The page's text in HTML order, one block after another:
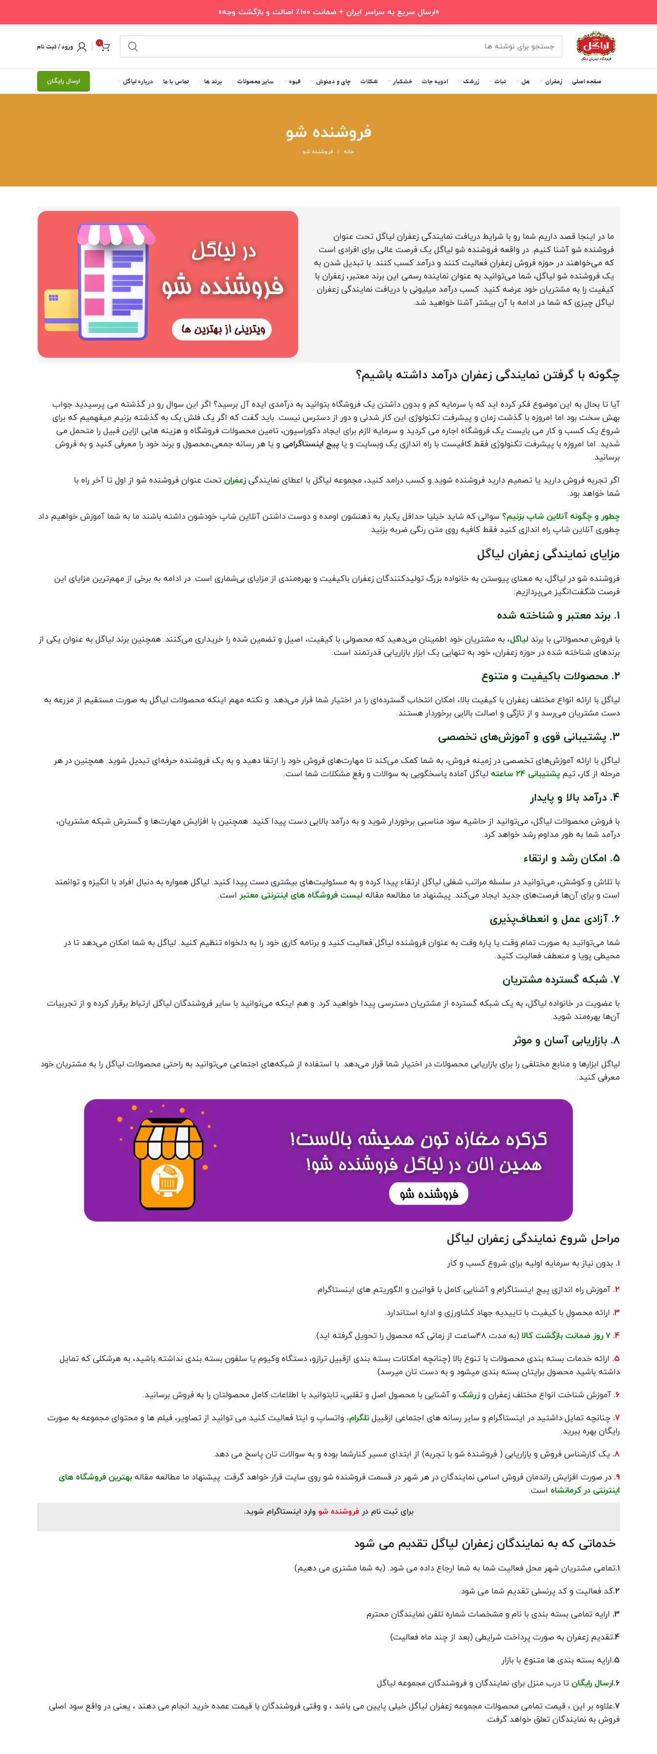
«ارسال سریع به سراسر ایران + ضمانت ۱۰۰٪ اصالت و بازگشت وجه»
0 ورود / ثبت نام
صفحه اصلی زعفران هل نبات زرشک ادویه جات خشکبار شکلات چای و دمنوش قهوه سایر محصولات برند ها تماس با ما درباره لیاگل ارسال رایگان
فروشنده شو
خانه فروشنده شو
ما در اینجا قصد داریم شما رو با شرایط دریافت نمایندگی زعفران لیاگل تحت عنوان
فروشنده شو آشنا کنیم. در واقعه فروشنده شو لیاگل یک فرصت عالی برای افرادی است
که می‌خواهند در حوزه فروش زعفران فعالیت کنند و درآمد کسب کنند. با تبدیل شدن به
یک فروشنده شو لیاگل، شما می‌توانید به عنوان نماینده رسمی این برند معتبر، زعفران با
کیفیت را به مشتریان خود عرضه کنید. کسب درآمد میلیونی با دریافت نمایندگی زعفران
لیاگل چیزی که شما در ادامه با آن بیشتر آشنا خواهید شد.
چگونه با گرفتن نمایندگی زعفران درآمد داشته باشیم؟
آیا تا بحال به این موضوع فکر کرده اید که با سرمایه کم و بدون داشتن یک فروشگاه بتوانید به درآمدی ایده آل برسید؟ اگر این سوال رو در گذشته می پرسیدید جواب
بهش سخت بود اما امروزه با گذشت زمان و پیشرفت تکنولوژی این کار شدنی و دور از دسترس نیست. باید گفت که اگر یک فلش بک به گذشته بزنیم میفهمیم که برای
شروع یک کسب و کار می بایست یک فروشگاه اجاره می کردید و سرمایه لازم برای ایجاد دکوراسیون، تامین محصولات فروشگاه و هزینه هایی ازاین قبیل را متحمل می
شدید. اما امروزه با پیشرفت تکنولوژی فقط کافیست با راه اندازی یک وبسایت و یا پیج اینستاگرامی و یا هر رسانه جمعی،محصول و برند خود را معرفی کنید و به فروش
برسانید.
اگر تجربه فروش دارید یا تصمیم دارید فروشنده شوید و کسب درامد کنید، مجموعه لیاگل با اعطای نمایندگی زعفران تحت عنوان فروشنده شو از اول تا آخر راه با
شما خواهد بود.
چطور و چگونه آنلاین شاپ بزنیم؟ سوالی که شاید خیلیا حداقل یکبار به ذهنشون اومده و دوست داشتن آنلاین شاپ خودشون داشته باشند ما به شما آموزش خواهیم داد
چطوری آنلاین شاپ راه اندازی کنید فقط کافیه روی متن رنگی ضربه بزنید.
مزایای نمایندگی زعفران لیاگل
فروشنده شو در لیاگل، به معنای پیوستن به خانواده بزرگ تولیدکنندگان زعفران باکیفیت و بهره‌مندی از مزایای بی‌شماری است. در ادامه به برخی از مهم‌ترین مزایای این
فرصت شگفت‌انگیز می‌پردازیم:
1. برند معتبر و شناخته شده
با فروش محصولاتی با برند لیاگل، به مشتریان خود اطمینان می‌دهید که محصولی با کیفیت، اصیل و تضمین شده را خریداری می‌کنند. همچنین برند لیاگل به عنوان یکی از
برندهای شناخته شده در حوزه زعفران، خود به تنهایی یک ابزار بازاریابی قدرتمند است.
2. محصولات باکیفیت و متنوع
لیاگل با ارائه انواع مختلف زعفران با کیفیت بالا، امکان انتخاب گسترده‌ای را در اختیار شما قرار می‌دهد. و نکته مهم اینکه محصولات لیاگل به صورت مستقیم از مزرعه به
دست مشتریان می‌رسد و از تازگی و اصالت بالایی برخوردار هستند.
3. پشتیبانی قوی و آموزش‌های تخصصی
لیاگل با ارائه آموزش‌های تخصصی در زمینه فروش، به شما کمک می‌کند تا مهارت‌های فروش خود را ارتقا دهید و به یک فروشنده حرفه‌ای تبدیل شوید. همچنین در هر
مرحله از کار، تیم پشتیبانی 24 ساعته لیاگل آماده پاسخگویی به سوالات و رفع مشکلات شما است.
4. درآمد بالا و پایدار
با فروش محصولات لیاگل، می‌توانید از حاشیه سود مناسبی برخوردار شوید و به درآمد بالایی دست پیدا کنید. همچنین با افزایش مهارت‌ها و گسترش شبکه مشتریان،
درآمد شما به طور مداوم رشد خواهد کرد.
5. امکان رشد و ارتقاء
با تلاش و کوشش، می‌توانید در سلسله مراتب شغلی لیاگل ارتقاء پیدا کرده و به مسئولیت‌های بیشتری دست پیدا کنید. لیاگل همواره به دنبال افراد با انگیزه و توانمند
است و برای آن‌ها فرصت‌های جدید ایجاد می‌کند. پیشنهاد ما مطالعه مقاله لیست فروشگاه های اینترنتی معتبر است.
6. آزادی عمل و انعطاف‌پذیری
شما می‌توانید به صورت تمام وقت یا پاره وقت به عنوان فروشنده لیاگل فعالیت کنید و برنامه کاری خود را به دلخواه تنظیم کنید. لیاگل به شما امکان می‌دهد تا در
محیطی پویا و منعطف فعالیت کنید.
7. شبکه گسترده مشتریان
با عضویت در خانواده لیاگل، به یک شبکه گسترده از مشتریان دسترسی پیدا خواهید کرد. و هم اینکه می‌توانید با سایر فروشندگان لیاگل ارتباط برقرار کرده و از تجربیات
آن‌ها بهره‌مند شوید.
8. بازاریابی آسان و موثر
لیاگل ابزارها و منابع مختلفی را برای بازاریابی محصولات در اختیار شما قرار می‌دهد. با استفاده از شبکه‌های اجتماعی می‌توانید به راحتی محصولات لیاگل را به مشتریان خود
معرفی کنید.
مراحل شروع نمایندگی زعفران لیاگل
1. بدون نیاز به سرمایه اولیه برای شروع کسب و کار
2. آموزش راه اندازی پیج اینستاگرام و آشنایی کامل با قوانین و الگوریتم های اینستاگرام.
3. ارائه محصول با کیفیت با تاییدیه جهاد کشاورزی و اداره استاندارد.
4. 7 روز ضمانت بازگشت کالا (به مدت ۴۸ساعت از زمانی که محصول را تحویل گرفته اید).
5. ارائه خدمات بسته بندی محصولات با تنوع بالا (چنانچه امکانات بسته بندی ازقبیل ترازو، دستگاه وکیوم یا سلفون بسته بندی نداشته باشید، به هرشکلی که تمایل
داشته باشید محصول برایتان بسته بندی میشود و به دست تان میرسد).
6. آموزش شناخت انواع مختلف زعفران و زرشک و آشنایی با محصول اصل و تقلبی، تابتوانید با اطلاعات کامل محصولتان را به فروش برسانید.
7. چنانچه تمایل داشتید در اینستاگرام و سایر رسانه های اجتماعی ازقبیل تلگرام، واتساپ و ایتا فعالیت کنید می توانید از تصاویر، فیلم ها و محتوای مجموعه به صورت
رایگان بهره ببرید.
8. یک کارشناس فروش و بازاریابی ( فروشنده شو با تجربه) از ابتدای مسیر کنارشما بوده و به سوالات تان پاسخ می دهد.
9. در صورت افزایش راندمان فروش اسامی نمایندگان در هر شهر در قسمت فروشنده شو روی سایت قرار خواهد گرفت. پیشنهاد ما مطالعه مقاله بهترین فروشگاه های
اینترنتی در کرمانشاه است.
برای ثبت نام در فروشنده شو وارد اینستاگرام شوید.
خدماتی که به نمایندگان زعفران لیاگل تقدیم می شود
1. تمامی مشتریان شهر محل فعالیت شما به شما ارجاع داده می شود. (به شما مشتری می دهیم)
2. کد فعالیت و کد پرنسلی تقدیم شما می شود.
3. ارایه تمامی بسته بندی با نام و مشخصات شماره تلفن نمایندگان محترم
4.تقدیم زعفران به صورت پرداخت شرایطی (بعد از چند ماه فعالیت)
5. ارایه بسته بندی ها متنوع با بازار
6. ارسال رایگان تا درب منزل برای نمایندگان و فروشندگان مجموعه لیاگل
7. علاوه بر این ، قیمت تمامی محصولات مجموعه زعفران لیاگل خیلی پایین می باشد ، و وقتی فروشندگان با قیمت عمده خرید انجام می دهند ، یعنی در واقع سود اصلی
فروش به نمایندگان تعلق خواهد گرفت.